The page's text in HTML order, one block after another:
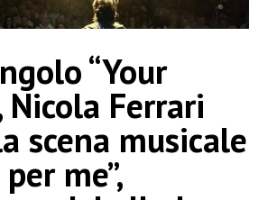
“Your
Nicola Ferrari
scena musicale
me”,